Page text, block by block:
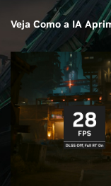
Veja Como a IA